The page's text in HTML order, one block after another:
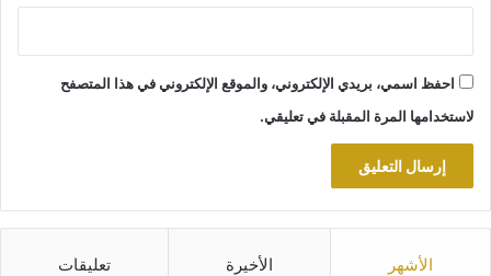
احفظ اسمي، بريدي الإلكتروني، والموقع الإلكتروني في هذا المتصفح
لاستخدامها المرة المقبلة في تعليقي.
الأشهر الأخيرة تعليقات